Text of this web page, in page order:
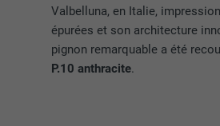
Valbelluna, en Italie,
épurées et son architecture
pignon remarquable a été
P.10 anthracite.